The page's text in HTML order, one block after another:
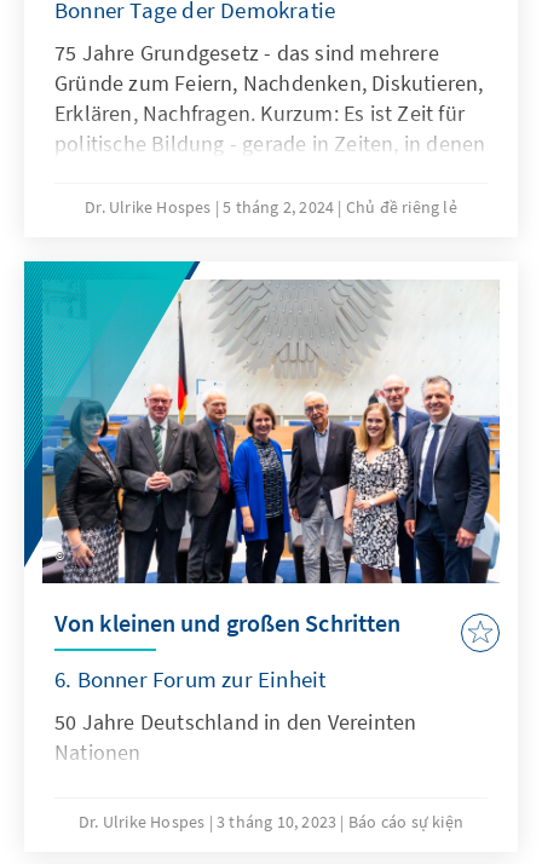
Bonner Tage der Demokratie
75 Jahre Grundgesetz - das sind mehrere
Gründe zum Feiern, Nachdenken, Diskutieren,
Erklären, Nachfragen. Kurzum: Es ist Zeit für
politische Bildung - gerade in Zeiten, in denen
unverständlich erscheinen und
müssen! Die Akteure der historisch-
politischen Bildung in der Region Bonn führen
daher gern die von der Agentur TRIO
entwickelten „Bonner Tage der Demokratie“
fort. Mit ganz unterschiedlichen Formaten
wollen wir mit ganz unterschiedlichen
Zielgruppen ins Gespräch kommen und über
unser Grundgesetz, über Akteure,
Institutionen und die Grundlagen unserer
Demokratie sprechen. Die Beiträge der
Konrad-Adenauer-Stiftung hier in der Region
Dr. Ulrike Hospes 5 tháng 2, 2024 Chủ đề riêng lẻ
Von kleinen und großen Schritten
6. Bonner Forum zur Einheit
50 Jahre Deutschland in den Vereinten
Nationen
Dr. Ulrike Hospes 3 tháng 10, 2023 Báo cáo sự kiện